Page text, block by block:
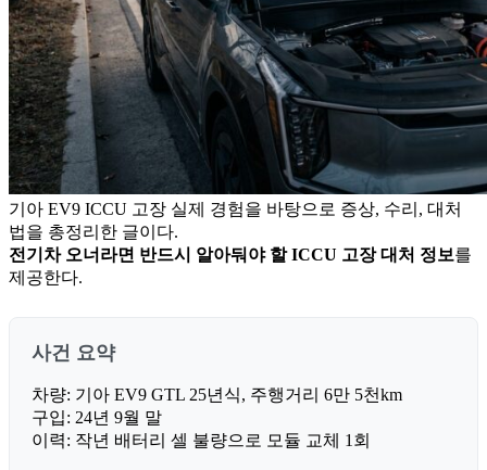
기아 EV9 ICCU 고장 실제 경험을 바탕으로 증상, 수리, 대처
법을 총정리한 글이다.
전기차 오너라면 반드시 알아둬야 할 ICCU 고장 대처 정보를
제공한다.
사건 요약
차량: 기아 EV9 GTL 25년식, 주행거리 6만 5천km
구입: 24년 9월 말
이력: 작년 배터리 셀 불량으로 모듈 교체 1회